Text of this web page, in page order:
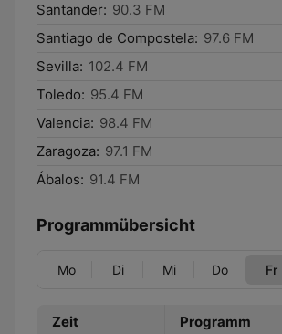
Santander: 90.3 FM
Santiago de Compostela: 97.6 FM
Sevilla: 102.4 FM
Toledo: 95.4 FM
Valencia: 98.4 FM
Zaragoza: 97.1 FM
Ábalos: 91.4 FM
Programmübersicht
Mo Di Mi Do Fr
Zeit Programm